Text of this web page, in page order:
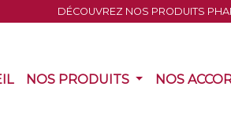
DÉCOUVREZ NOS PRODUITS
(CURRENT)
NOS PRODUITS (CURRENT)
NOS